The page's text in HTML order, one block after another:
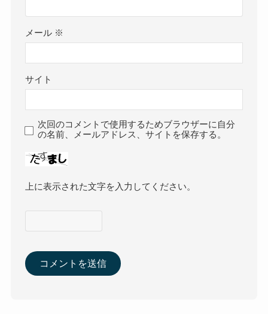
メール ※
サイト
次回のコメントで使用するためブラウザーに自分
の名前、メールアドレス、サイトを保存する。
上に表示された文字を入力してください。